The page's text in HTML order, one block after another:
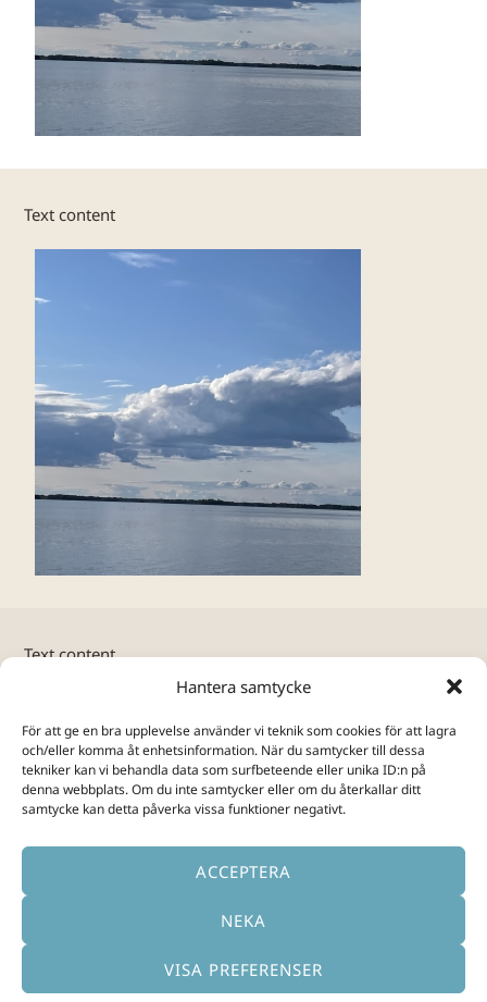
Hantera samtycke
För att ge en bra upplevelse använder vi teknik som cookies för att lagra
och/eller komma åt enhetsinformation. När du samtycker till dessa
tekniker kan vi behandla data som surfbeteende eller unika ID:n på
denna webbplats. Om du inte samtycker eller om du återkallar ditt
samtycke kan detta påverka vissa funktioner negativt.
ACCEPTERA
NEKA
VISA PREFERENSER
Text content
Text content